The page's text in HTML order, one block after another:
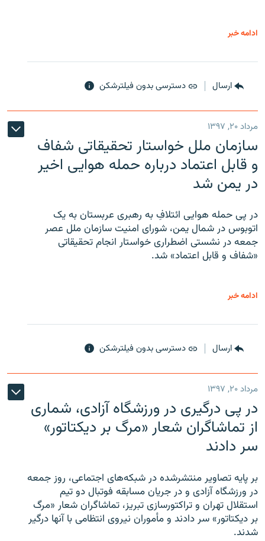
ادامه خبر
ارسال دسترسی بدون فیلترشکن
مرداد ۲۰, ۱۳۹۷
سازمان ملل خواستار تحقیقاتی شفاف
و قابل اعتماد درباره حمله هوایی اخیر
در یمن شد
در پی حمله هوایی ائتلافِ به رهبری عربستان به یک
اتوبوس در شمال یمن، شورای امنیت سازمان ملل عصر
جمعه در نشستی اضطراری خواستار انجام تحقیقاتی
«شفاف و قابل اعتماد» شد.
ادامه خبر
ارسال دسترسی بدون فیلترشکن
مرداد ۲۰, ۱۳۹۷
در پی درگیری در ورزشگاه آزادی، شماری
از تماشاگران شعار «مرگ بر دیکتاتور»
سر دادند
بر پایه تصاویر منتشرشده در شبکه‌های اجتماعی، روز جمعه
در ورزشگاه آزادی و در جریان مسابقه فوتبال دو تیم
استقلال تهران و تراکتورسازی تبریز، تماشاگران شعار «مرگ
بر دیکتاتور» سر دادند و مأموران نیروی انتظامی با آنها درگیر
شدند.